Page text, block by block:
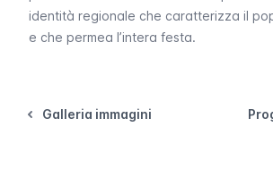
identità regionale che caratterizza il
e che permea l’intera festa.
Galleria immagini